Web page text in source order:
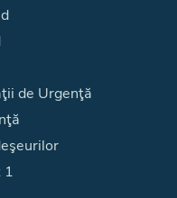
de Urgenţă
1